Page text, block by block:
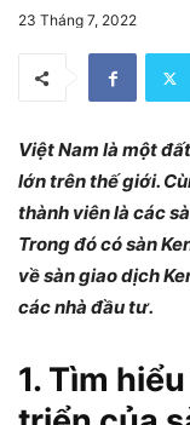
23 Tháng 7, 2022
Việt Nam là một
lớn trên thế giới.
thành viên là các
Trong đó có sàn
về sàn giao dịch
các nhà đầu tư.
1. Tìm